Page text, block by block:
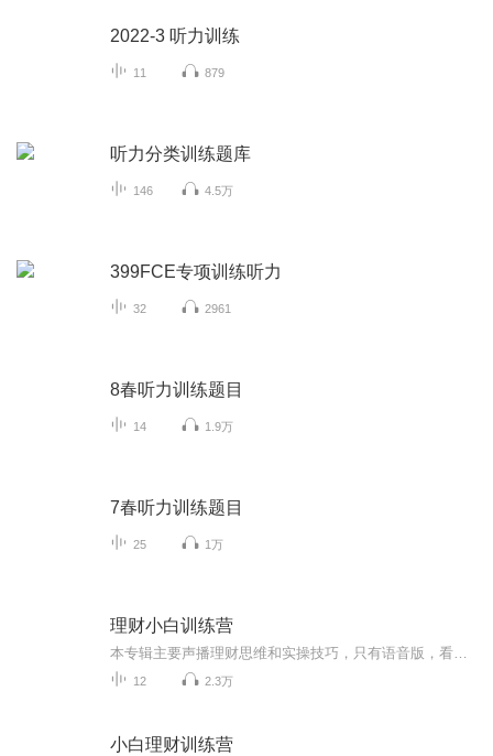
2022-3 听力训练
11 879
听力分类训练题库
146 4.5万
399FCE专项训练听力
32 2961
8春听力训练题目
14 1.9万
7春听力训练题目
25 1万
理财小白训练营
12 2.3万
小白理财训练营